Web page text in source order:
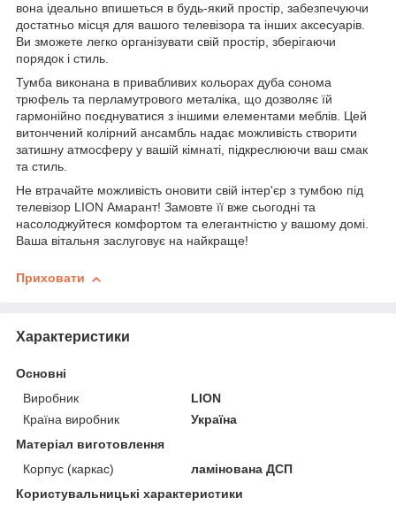
вона ідеально впишеться в будь-який простір, забезпечуючи
достатньо місця для вашого телевізора та інших аксесуарів.
Ви зможете легко організувати свій простір, зберігаючи
порядок і стиль.
Тумба виконана в привабливих кольорах дуба сонома
трюфель та перламутрового металіка, що дозволяє їй
гармонійно поєднуватися з іншими елементами меблів. Цей
витончений колірний ансамбль надає можливість створити
затишну атмосферу у вашій кімнаті, підкреслюючи ваш смак
та стиль.
Не втрачайте можливість оновити свій інтер'єр з тумбою під
телевізор LION Амарант! Замовте її вже сьогодні та
насолоджуйтеся комфортом та елегантністю у вашому домі.
Ваша вітальня заслуговує на найкраще!
Приховати
Характеристики
Основні
Виробник
LION
Країна виробник
Україна
Матеріал виготовлення
Корпус (каркас)
ламінована ДСП
Користувальницькі характеристики